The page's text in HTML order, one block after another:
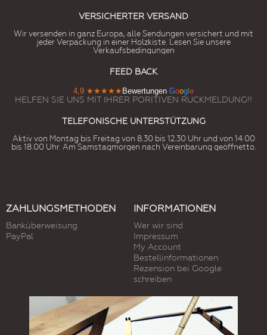
VERSICHERTER VERSAND
Wir versenden in ganz Europa, alle Sendungen versichert und mit
jeder Verpackung in einer Holzkiste. Lesen Sie unsere
Verkaufsbedingungen
FEED BACK
4,9 ★★★★★ Bewertungen Goog e
HELFEN SIE UNS MIT IHRER PORITIVEN RUCKMELDUNG!!
TELEFONISCHE UNTERSTÜTZUNG
Aktiv von Montag bis Freitag von 8.30 bis 12.30 Uhr und von 14.00
bis 18.00 Uhr. Am Samstagmorgen nach Vereinbarung geöffnetto.
ZAHLUNGSMETHODEN
Banküberweisung
PayPal
INFORMATIONEN
Wer wir sind
Impressum
My Account
Bestellinformationen
Rezension bei Google
schreiben